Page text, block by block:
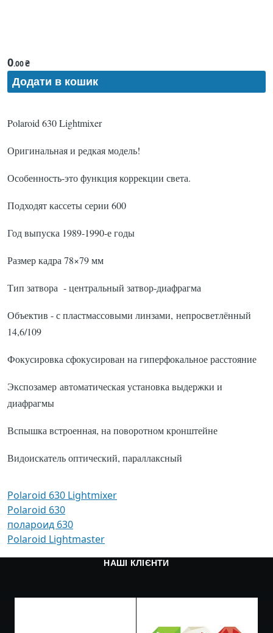
0.00₴
Polaroid 630 Lightmixer
Оригинальная и редкая модель!
Особенность-это функция коррекции света.
Подходят кассеты серии 600
Год выпуска 1989-1990-е годы
Размер кадра 78×79 мм
Тип затвора - центральный затвор-диафрагма
Объектив - с пластмассовыми линзами, непросветлённый
14,6/109
Фокусировка сфокусирован на гиперфокальное расстояние
Экспозамер автоматическая установка выдержки и
диафрагмы
Вспышка встроенная, на поворотном кронштейне
Видоискатель оптический, параллаксный
Polaroid 630 Lightmixer
Polaroid 630
полароид 630
Polaroid Lightmaster
НАШІ КЛІЄНТИ